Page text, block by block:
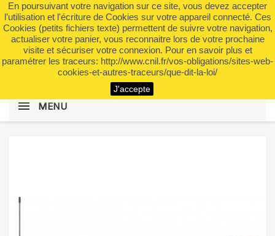
En poursuivant votre navigation sur ce site, vous devez accepter
l’utilisation et l'écriture de Cookies sur votre appareil connecté. Ces
Cookies (petits fichiers texte) permettent de suivre votre navigation,
actualiser votre panier, vous reconnaitre lors de votre prochaine
visite et sécuriser votre connexion. Pour en savoir plus et
paramétrer les traceurs: http://www.cnil.fr/vos-obligations/sites-web-
cookies-et-autres-traceurs/que-dit-la-loi/
J'accepte
 shopping_cart (0)

search
MENU